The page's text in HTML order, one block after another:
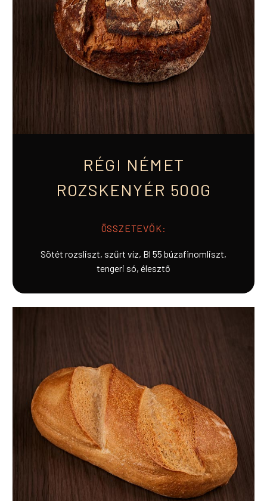
RÉGI NÉMET
ROZSKENYÉR 500G
ÖSSZETEVŐK:
Sötét rozsliszt, szűrt víz, Bl 55 búzafinomliszt,
tengeri só, élesztő